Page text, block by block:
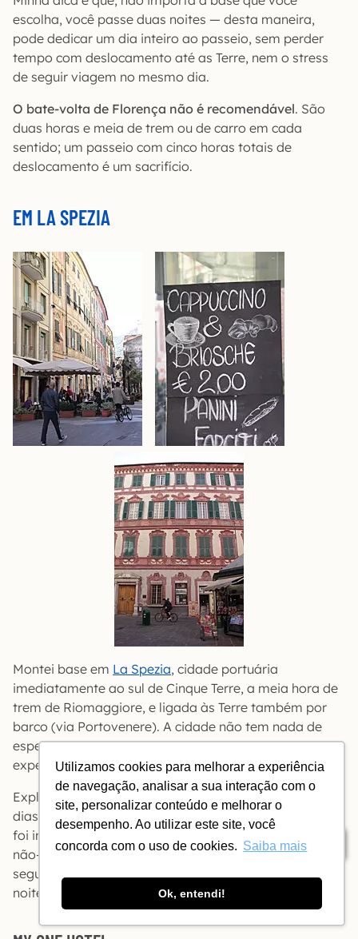
Utilizamos cookies para melhorar a experiência
de navegação, analisar a sua interação com o
site, personalizar conteúdo e melhorar o
desempenho. Ao utilizar este site, você
concorda com o uso de cookies. Saiba mais
Ok, entendi!
Índice
escolha, você passe duas noites — desta maneira,
pode dedicar um dia inteiro ao passeio, sem perder
tempo com deslocamento até as Terre, nem o stress
de seguir viagem no mesmo dia.
O bate-volta de Florença não é recomendável. São
duas horas e meia de trem ou de carro em cada
sentido; um passeio com cinco horas totais de
deslocamento é um sacrifício.
EM LA SPEZIA
Montei base em La Spezia, cidade portuária
imediatamente ao sul de Cinque Terre, a meia hora de
trem de Riomaggiore, e ligada às Terre também por
barco (via Portovenere). A cidade não tem nada de
especial, mas foi exatamente por isso que gostei da
experiência
Explico: por ter ficado todos o restante dos meus 30
dias pela Itália em cidades grandiosas e/ou fofinhas,
foi interessante passar duas noites numa cidade quase
não-turística. Cheguei num início de noite, usei o dia
seguinte para passear pelas Terre, dormi uma segunda
noite na volta.